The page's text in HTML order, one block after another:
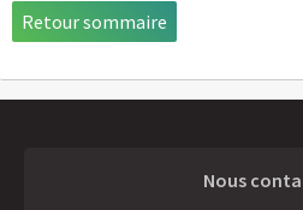
Retour sommaire
Nous